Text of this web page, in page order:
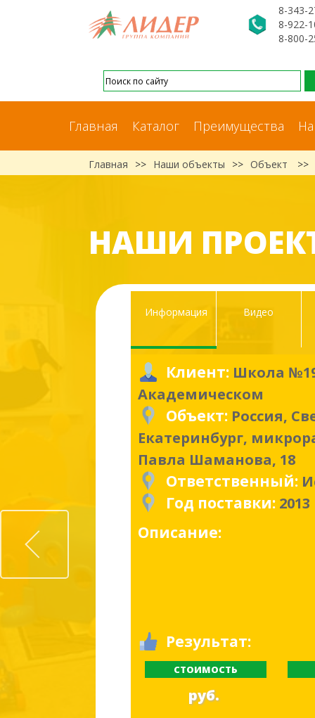
8-343-
8-922-
8-800-
Главная Каталог Преимущества
Главная >> Наши объекты >> Объект >>
НАШИ
Информация Видео
Клиент: Школа
Академическом
Объект: Россия,
Екатеринбург,
Павла Шаманова, 18
Ответственный:
Год поставки: 2013
Описание:
Результат:
СТОИМОСТЬ
руб.